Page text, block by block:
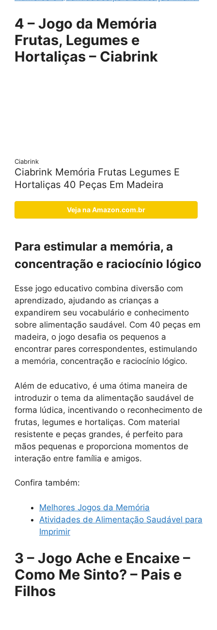
4 – Jogo da Memória
Frutas, Legumes e
Hortaliças – Ciabrink
Ciabrink
Ciabrink Memória Frutas Legumes E
Hortaliças 40 Peças Em Madeira
Veja na Amazon.com.br
Para estimular a memória, a
concentração e raciocínio lógico
Esse jogo educativo combina diversão com
aprendizado, ajudando as crianças a
expandirem seu vocabulário e conhecimento
sobre alimentação saudável. Com 40 peças em
madeira, o jogo desafia os pequenos a
encontrar pares correspondentes, estimulando
a memória, concentração e raciocínio lógico.
Além de educativo, é uma ótima maneira de
introduzir o tema da alimentação saudável de
forma lúdica, incentivando o reconhecimento de
frutas, legumes e hortaliças. Com material
resistente e peças grandes, é perfeito para
mãos pequenas e proporciona momentos de
interação entre família e amigos.
Confira também:
Melhores Jogos da Memória
Atividades de Alimentação Saudável para
Imprimir
3 – Jogo Ache e Encaixe –
Como Me Sinto? – Pais e
Filhos